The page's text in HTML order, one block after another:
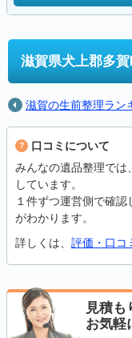
滋賀県犬上郡多
滋賀の生前整理ラン
口コミについて
みんなの遺品整理では
しています。
１件ずつ運営側で確
がわかります。
詳しくは、 評価・口コ
見積も
お気軽